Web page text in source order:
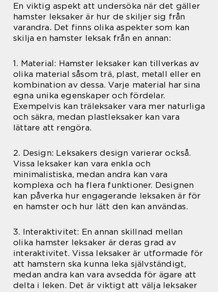
En viktig aspekt att undersöka när det gäller
hamster leksaker är hur de skiljer sig från
varandra. Det finns olika aspekter som kan
skilja en hamster leksak från en annan:
1. Material: Hamster leksaker kan tillverkas av
olika material såsom trä, plast, metall eller en
kombination av dessa. Varje material har sina
egna unika egenskaper och fördelar.
Exempelvis kan träleksaker vara mer naturliga
och säkra, medan plastleksaker kan vara
lättare att rengöra.
2. Design: Leksakers design varierar också.
Vissa leksaker kan vara enkla och
minimalistiska, medan andra kan vara
komplexa och ha flera funktioner. Designen
kan påverka hur engagerande leksaken är för
en hamster och hur lätt den kan användas.
3. Interaktivitet: En annan skillnad mellan
olika hamster leksaker är deras grad av
interaktivitet. Vissa leksaker är utformade för
att hamstern ska kunna leka självständigt,
medan andra kan vara avsedda för ägare att
delta i leken. Det är viktigt att välja leksaker